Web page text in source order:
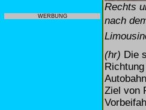
WERBUNG
Rechts
nach
(hr) Die
Ziel von